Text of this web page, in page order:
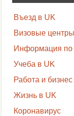
Въезд в UK
Визовые
Информация по
Учеба в UK
Работа и
Жизнь в UK
Коронавирус